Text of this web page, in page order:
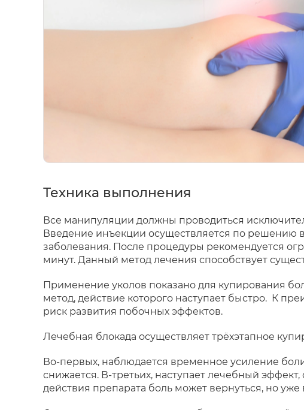
Техника выполнения
Все манипуляции должны проводиться
Введение инъекции осуществляется по решению
заболевания. После процедуры рекомендуется
минут. Данный метод лечения способствует
Применение уколов показано для купирования
метод, действие которого наступает быстро. К
риск развития побочных эффектов.
Лечебная блокада осуществляет трёхэтапное
Во-первых, наблюдается временное усиление
снижается. В-третьих, наступает лечебный
действия препарата боль может вернуться, но